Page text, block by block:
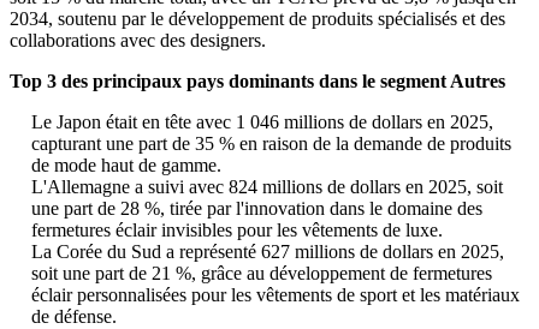
2034, soutenu par le développement de produits spécialisés et des
collaborations avec des designers.
Top 3 des principaux pays dominants dans le segment Autres
Le Japon était en tête avec 1 046 millions de dollars en 2025,
capturant une part de 35 % en raison de la demande de produits
de mode haut de gamme.
L'Allemagne a suivi avec 824 millions de dollars en 2025, soit
une part de 28 %, tirée par l'innovation dans le domaine des
fermetures éclair invisibles pour les vêtements de luxe.
La Corée du Sud a représenté 627 millions de dollars en 2025,
soit une part de 21 %, grâce au développement de fermetures
éclair personnalisées pour les vêtements de sport et les matériaux
de défense.